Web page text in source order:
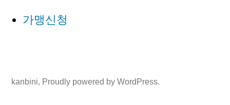
가맹신청
kanbini, Proudly powered by WordPress.